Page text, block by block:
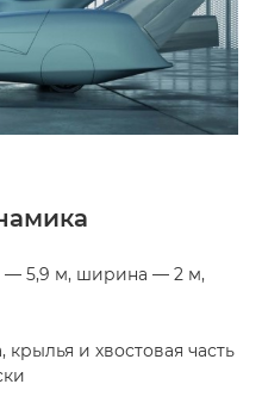
— 5,9 м, ширина — 2 м,
и хвостовая часть